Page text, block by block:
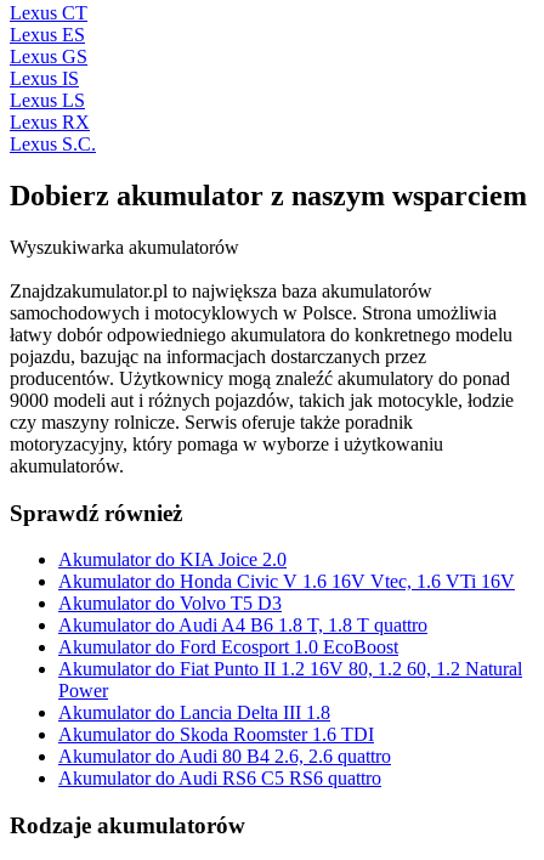
Lexus CT
Lexus ES
Lexus GS
Lexus IS
Lexus LS
Lexus RX
Lexus S.C.
Dobierz akumulator z naszym wsparciem
Wyszukiwarka akumulatorów
Znajdzakumulator.pl to największa baza akumulatorów
samochodowych i motocyklowych w Polsce. Strona umożliwia
łatwy dobór odpowiedniego akumulatora do konkretnego modelu
pojazdu, bazując na informacjach dostarczanych przez
producentów. Użytkownicy mogą znaleźć akumulatory do ponad
9000 modeli aut i różnych pojazdów, takich jak motocykle, łodzie
czy maszyny rolnicze. Serwis oferuje także poradnik
motoryzacyjny, który pomaga w wyborze i użytkowaniu
akumulatorów.
Sprawdź również
Akumulator do KIA Joice 2.0
Akumulator do Honda Civic V 1.6 16V Vtec, 1.6 VTi 16V
Akumulator do Volvo T5 D3
Akumulator do Audi A4 B6 1.8 T, 1.8 T quattro
Akumulator do Ford Ecosport 1.0 EcoBoost
Akumulator do Fiat Punto II 1.2 16V 80, 1.2 60, 1.2 Natural
Power
Akumulator do Lancia Delta III 1.8
Akumulator do Skoda Roomster 1.6 TDI
Akumulator do Audi 80 B4 2.6, 2.6 quattro
Akumulator do Audi RS6 C5 RS6 quattro
Rodzaje akumulatorów